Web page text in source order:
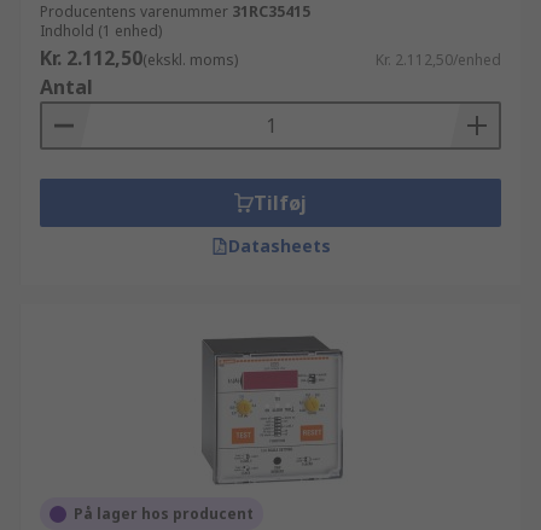
Producentens varenummer 31RC35415
Indhold (1 enhed)
Kr. 2.112,50(ekskl. moms) Kr. 2.112,50/enhed
Antal
Tilføj
Datasheets
På lager hos producent